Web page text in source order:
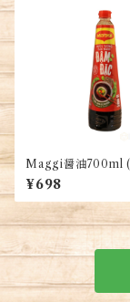
Maggi醤油700ml
ggi Soy Sauce・
ng Maggi
¥698